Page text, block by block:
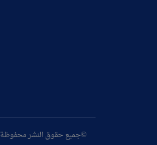
©جميع حقوق النشر محفوظة 2026 | الأكاديمية العربية للعلوم و التكنولوجيا و النقل البحري